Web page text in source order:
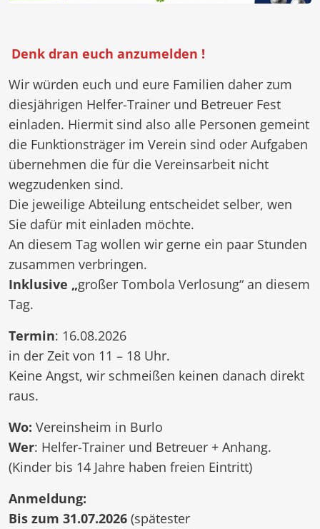
Denk dran euch anzumelden !
Wir würden euch und eure Familien daher zum
diesjährigen Helfer-Trainer und Betreuer Fest
einladen. Hiermit sind also alle Personen gemeint
die Funktionsträger im Verein sind oder Aufgaben
übernehmen die für die Vereinsarbeit nicht
wegzudenken sind.
Die jeweilige Abteilung entscheidet selber, wen
Sie dafür mit einladen möchte.
An diesem Tag wollen wir gerne ein paar Stunden
zusammen verbringen.
Inklusive „großer Tombola Verlosung“ an diesem
Tag.
Termin: 16.08.2026
in der Zeit von 11 – 18 Uhr.
Keine Angst, wir schmeißen keinen danach direkt
raus.
Wo: Vereinsheim in Burlo
Wer: Helfer-Trainer und Betreuer + Anhang.
(Kinder bis 14 Jahre haben freien Eintritt)
Anmeldung:
Bis zum 31.07.2026 (spätester